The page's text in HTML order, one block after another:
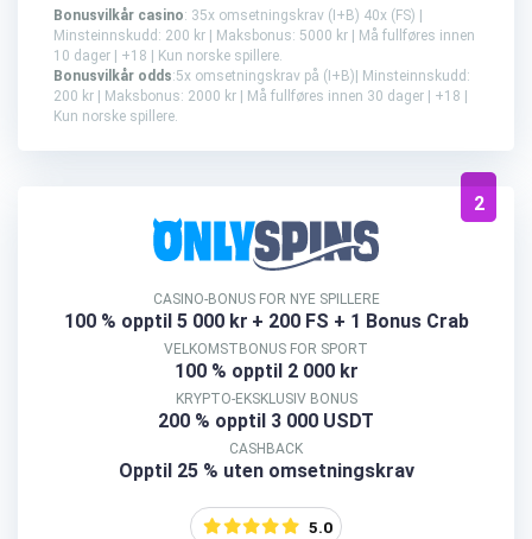
Bonusvilkår casino: 35x omsetningskrav (I+B) 40x (FS) |
Minsteinnskudd: 200 kr | Maksbonus: 5000 kr | Må fullføres innen
10 dager | +18 | Kun norske spillere.
Bonusvilkår odds:5x omsetningskrav på (I+B)| Minsteinnskudd:
200 kr | Maksbonus: 2000 kr | Må fullføres innen 30 dager | +18 |
Kun norske spillere.
2
CASINO-BONUS FOR NYE SPILLERE
100 % opptil 5 000 kr + 200 FS + 1 Bonus Crab
VELKOMSTBONUS FOR SPORT
100 % opptil 2 000 kr
KRYPTO-EKSKLUSIV BONUS
200 % opptil 3 000 USDT
CASHBACK
Opptil 25 % uten omsetningskrav
5.0